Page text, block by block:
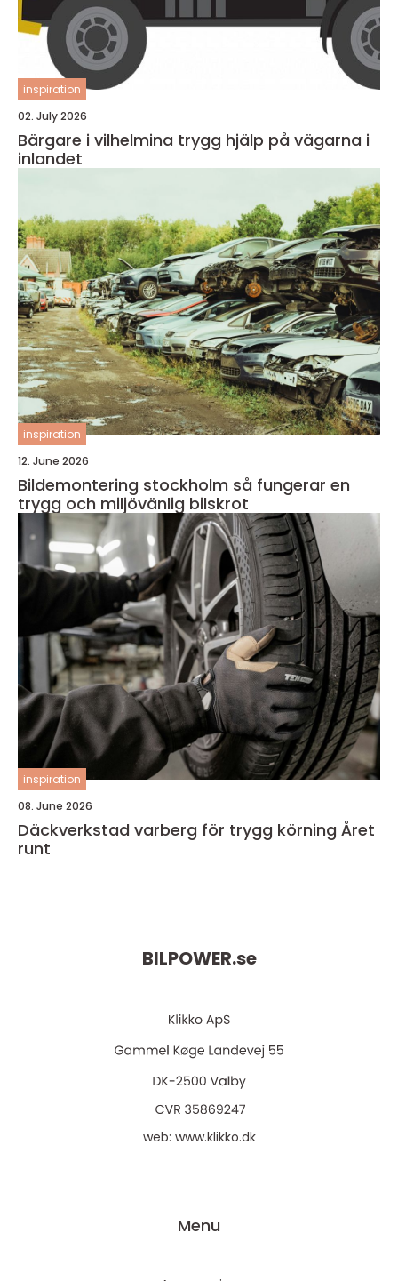
inspiration
02. July 2026
Bärgare i vilhelmina trygg hjälp på vägarna i
inlandet
inspiration
12. June 2026
Bildemontering stockholm så fungerar en
trygg och miljövänlig bilskrot
inspiration
08. June 2026
Däckverkstad varberg för trygg körning Året
runt
BILPOWER.se
web: www.klikko.dk
Menu